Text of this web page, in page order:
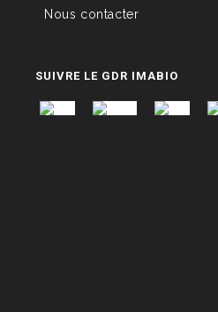
Nous contacter
SUIVRE LE GDR IMABIO